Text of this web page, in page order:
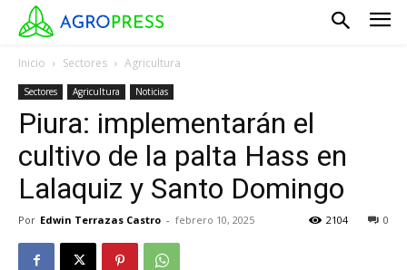
Inicio Sectores Agricultura
Sectores Agricultura Noticias
Piura: implementarán el
cultivo de la palta Hass en
Lalaquiz y Santo Domingo
Por Edwin Terrazas Castro - febrero 10, 2025 0
2104